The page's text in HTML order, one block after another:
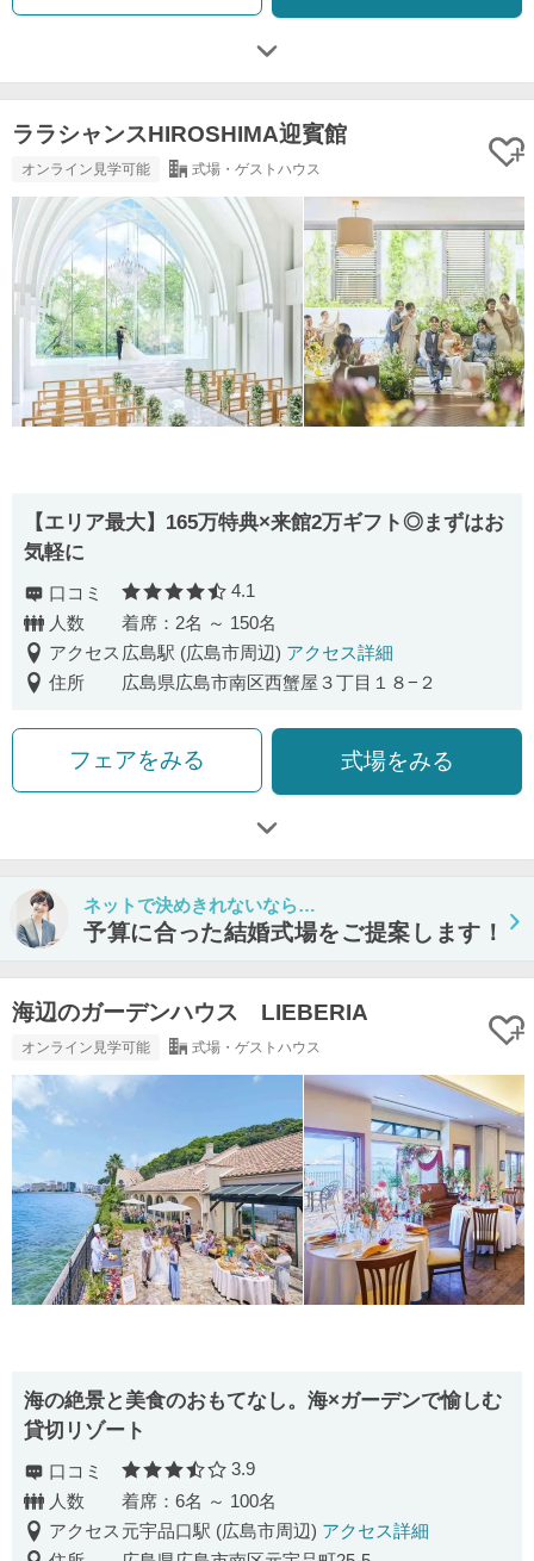
ララシャンスHIROSHIMA迎賓館
オンライン見学可能 式場・ゲストハウス
【エリア最大】165万特典×来館2万ギフト◎まずはお
気軽に
口コミ 口コミ評価
4.1
人数
着席：2名 ～ 150名
アクセス 広島駅 (広島市周辺) アクセス詳細
住所
広島県広島市南区西蟹屋３丁目１８−２
フェアをみる 式場をみる
ネットで決めきれないなら…
予算に合った結婚式場をご提案します！
海辺のガーデンハウス LIEBERIA
オンライン見学可能 式場・ゲストハウス
海の絶景と美食のおもてなし。海×ガーデンで愉しむ
貸切リゾート
口コミ 口コミ評価
3.9
人数
着席：6名 ～ 100名
アクセス 元宇品口駅 (広島市周辺) アクセス詳細